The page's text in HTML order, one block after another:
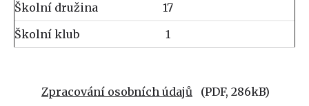
Školní družina
17
Školní klub
1
Zpracování osobních údajů (PDF, 286kB)